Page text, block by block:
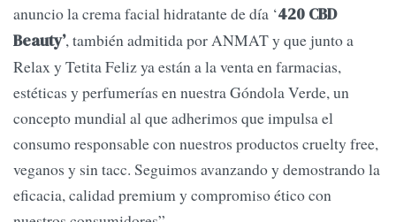
anuncio la crema facial hidratante de día ‘420 CBD
Beauty’, también admitida por ANMAT y que junto a
Relax y Tetita Feliz ya están a la venta en farmacias,
estéticas y perfumerías en nuestra Góndola Verde, un
concepto mundial al que adherimos que impulsa el
consumo responsable con nuestros productos cruelty free,
veganos y sin tacc. Seguimos avanzando y demostrando la
eficacia, calidad premium y compromiso ético con